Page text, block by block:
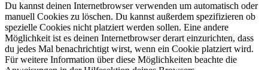
Du kannst deinen Internetbrowser verwenden um automatisch oder
manuell Cookies zu löschen. Du kannst außerdem spezifizieren ob
spezielle Cookies nicht platziert werden sollen. Eine andere
Möglichkeit ist es deinen Internetbrowser derart einzurichten, dass
du jedes Mal benachrichtigt wirst, wenn ein Cookie platziert wird.
Für weitere Information über diese Möglichkeiten beachte die